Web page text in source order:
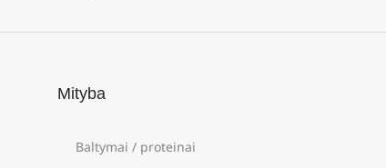
Mityba
Baltymai / proteinai